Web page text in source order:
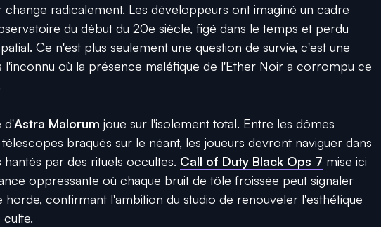
change radicalement. Les développeurs ont imaginé un cadre
du début du 20e siècle, figé dans le temps et perdu
Ce n'est plus seulement une question de survie, c'est une
l'inconnu où la présence maléfique de l'Ether Noir a corrompu ce
d'Astra Malorum joue sur l'isolement total. Entre les dômes
braqués sur le néant, les joueurs devront naviguer dans
par des rituels occultes. Call of Duty Black Ops 7 mise ici
oppressante où chaque bruit de tôle froissée peut signaler
horde, confirmant l'ambition du studio de renouveler l'esthétique